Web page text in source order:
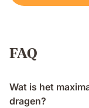
FAQ
Wat is het
dragen?